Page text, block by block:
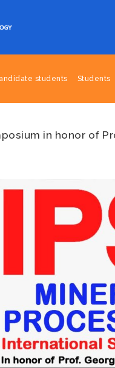
students Students
in honor of